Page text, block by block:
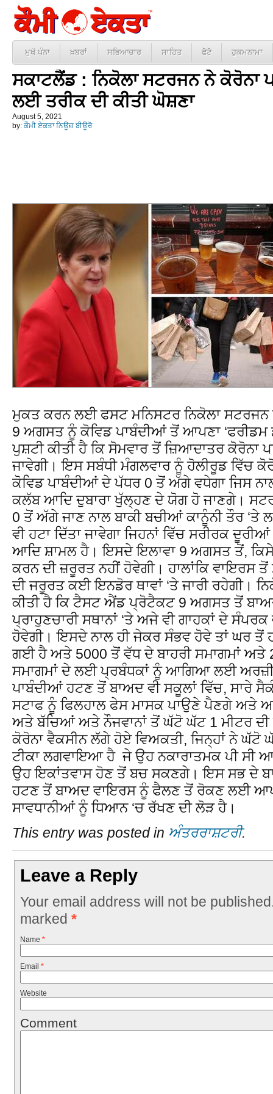
ਮੁਖੱ ਪੰਨਾ ਖ਼ਬਰਾਂ ਸਭਿਆਚਾਰ ਸਾਹਿਤ ਫੋਟੋ ਹੁਕਮਨਾਮਾ
ਸਕਾਟਲੈਂਡ : ਨਿਕੋਲਾ ਸਟਰਜਨ ਨੇ ਕੋਰੋਨਾ
ਲਈ ਤਰੀਕ ਦੀ ਕੀਤੀ ਘੋਸ਼ਣਾ
August 5, 2021
by: ਕੌਮੀ ਏਕਤਾ ਨਿਊਜ਼ ਬੀਊਰੋ
ਮੁਕਤ ਕਰਨ ਲਈ ਫਸਟ ਮਨਿਸਟਰ ਨਿਕੋਲਾ ਸਟਰਜਨ
9 ਅਗਸਤ ਨੂੰ ਕੋਵਿਡ ਪਾਬੰਦੀਆਂ ਤੋਂ ਆਪਣਾ ‘ਫਰੀਡਮ
ਪੁਸ਼ਟੀ ਕੀਤੀ ਹੈ ਕਿ ਸੋਮਵਾਰ ਤੋਂ ਜ਼ਿਆਦਾਤਰ ਕੋਰੋਨਾ
ਜਾਵੇਗੀ। ਇਸ ਸਬੰਧੀ ਮੰਗਲਵਾਰ ਨੂੰ ਹੋਲੀਰੂਡ ਵਿੱਚ
ਕੋਵਿਡ ਪਾਬੰਦੀਆਂ ਦੇ ਪੱਧਰ 0 ਤੋਂ ਅੱਗੇ ਵਧੇਗਾ ਜਿਸ
ਕਲੱਬ ਆਦਿ ਦੁਬਾਰਾ ਖੁੱਲ੍ਹਣ ਦੇ ਯੋਗ ਹੋ ਜਾਣਗੇ।
0 ਤੋਂ ਅੱਗੇ ਜਾਣ ਨਾਲ ਬਾਕੀ ਬਚੀਆਂ ਕਾਨੂੰਨੀ ਤੌਰ
ਵੀ ਹਟਾ ਦਿੱਤਾ ਜਾਵੇਗਾ ਜਿਹਨਾਂ ਵਿੱਚ ਸਰੀਰਕ
ਆਦਿ ਸ਼ਾਮਲ ਹੈ। ਇਸਦੇ ਇਲਾਵਾ 9 ਅਗਸਤ ਤੋਂ, ਕਿਸੇ
ਕਰਨ ਦੀ ਜ਼ਰੂਰਤ ਨਹੀਂ ਹੋਵੇਗੀ। ਹਾਲਾਂਕਿ ਵਾਇਰਸ
ਦੀ ਜਰੂਰਤ ਕਈ ਇਨਡੋਰ ਥਾਵਾਂ ‘ਤੇ ਜਾਰੀ ਰਹੇਗੀ।
ਕੀਤੀ ਹੈ ਕਿ ਟੈਸਟ ਐਂਡ ਪ੍ਰੋਟੈਕਟ 9 ਅਗਸਤ ਤੋਂ
ਪ੍ਰਾਹੁਣਚਾਰੀ ਸਥਾਨਾਂ ‘ਤੇ ਅਜੇ ਵੀ ਗਾਹਕਾਂ ਦੇ
ਹੋਵੇਗੀ। ਇਸਦੇ ਨਾਲ ਹੀ ਜੇਕਰ ਸੰਭਵ ਹੋਵੇ ਤਾਂ ਘਰ ਤੋਂ
ਗਈ ਹੈ ਅਤੇ 5000 ਤੋਂ ਵੱਧ ਦੇ ਬਾਹਰੀ ਸਮਾਗਮਾਂ ਅਤੇ
ਸਮਾਗਮਾਂ ਦੇ ਲਈ ਪ੍ਰਬੰਧਕਾਂ ਨੂੰ ਆਗਿਆ ਲਈ ਅਰਜ਼ੀ
ਪਾਬੰਦੀਆਂ ਹਟਣ ਤੋਂ ਬਾਅਦ ਵੀ ਸਕੂਲਾਂ ਵਿੱਚ, ਸਾਰੇ
ਸਟਾਫ ਨੂੰ ਫਿਲਹਾਲ ਫੇਸ ਮਾਸਕ ਪਾਉਣੇ ਪੈਣਗੇ ਅਤੇ
ਅਤੇ ਬੱਚਿਆਂ ਅਤੇ ਨੌਜਵਾਨਾਂ ਤੋਂ ਘੱਟੋ ਘੱਟ 1 ਮੀਟਰ ਦੀ
ਕੋਰੋਨਾ ਵੈਕਸੀਨ ਲੱਗੇ ਹੋਏ ਵਿਅਕਤੀ, ਜਿਨ੍ਹਾਂ ਨੇ ਘੱਟੋ
ਟੀਕਾ ਲਗਵਾਇਆ ਹੈ ਜੇ ਉਹ ਨਕਾਰਾਤਮਕ ਪੀ ਸੀ
ਉਹ ਇਕਾਂਤਵਾਸ ਹੋਣ ਤੋਂ ਬਚ ਸਕਣਗੇ। ਇਸ ਸਭ ਦੇ
ਹਟਣ ਤੋਂ ਬਾਅਦ ਵਾਇਰਸ ਨੂੰ ਫੈਲਣ ਤੋਂ ਰੋਕਣ ਲਈ
ਸਾਵਧਾਨੀਆਂ ਨੂੰ ਧਿਆਨ ‘ਚ ਰੱਖਣ ਦੀ ਲੋੜ ਹੈ।
This entry was posted in ਅੰਤਰਰਾਸ਼ਟਰੀ.
Leave a Reply
Your email address will not be
marked *
Name *
Email *
Website
Comment